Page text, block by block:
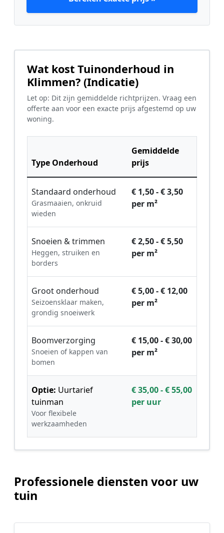
Wat kost Tuinonderhoud in
Klimmen? (Indicatie)
Let op: Dit zijn gemiddelde richtprijzen. Vraag een
offerte aan voor een exacte prijs afgestemd op uw
woning.
Type Onderhoud
Gemiddelde
prijs
Standaard onderhoud
Grasmaaien, onkruid
wieden
€ 1,50 - € 3,50
per m²
Snoeien & trimmen
Heggen, struiken en
borders
€ 2,50 - € 5,50
per m²
Groot onderhoud
Seizoensklaar maken,
grondig snoeiwerk
€ 5,00 - € 12,00
per m²
Boomverzorging
Snoeien of kappen van
bomen
€ 15,00 - € 30,00
per m²
Optie: Uurtarief
tuinman
Voor flexibele
werkzaamheden
€ 35,00 - € 55,00
per uur
Professionele diensten voor uw
tuin